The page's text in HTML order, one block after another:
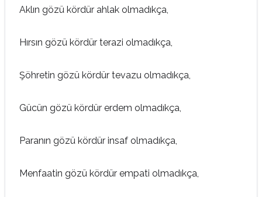
Aklın gözü kördür ahlak olmadıkça,
Hırsın gözü kördür terazi olmadıkça,
Şöhretin gözü kördür tevazu olmadıkça,
Gücün gözü kördür erdem olmadıkça,
Paranın gözü kördür insaf olmadıkça,
Menfaatin gözü kördür empati olmadıkça,